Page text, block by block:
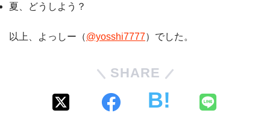
夏、どうしよう？
以上、よっしー（@yosshi7777）でした。
SHARE